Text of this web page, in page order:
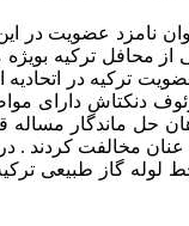
محافل ترکیه بویژه
ترکیه در
دنکتاش دارای
حل ماندگار مساله
کردند . در
لوله گاز طبیعی